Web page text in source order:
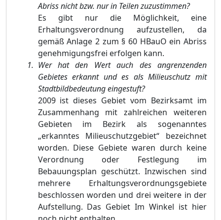
Abriss nicht bzw. nur in Teilen zuzustimmen?
Es gibt nur die Möglichkeit, eine
Erhaltungsverordnung aufzustellen, da
gemäß Anlage 2 zum § 60 HBauO ein Abriss
genehmigungsfrei erfolgen kann.
Wer hat den Wert auch des angrenzenden
Gebietes erkannt und es als Milieuschutz mit
Stadtbildbedeutung eingestuft?
2009 ist dieses Gebiet vom Bezirksamt im
Zusammenhang mit zahlreichen weiteren
Gebieten im Bezirk als sogenanntes
„erkanntes Milieuschutzgebiet“ bezeichnet
worden. Diese Gebiete waren durch keine
Verordnung oder Festlegung im
Bebauungsplan geschützt. Inzwischen sind
mehrere Erhaltungsverordnungsgebiete
beschlossen worden und drei weitere in der
Aufstellung. Das Gebiet Im Winkel ist hier